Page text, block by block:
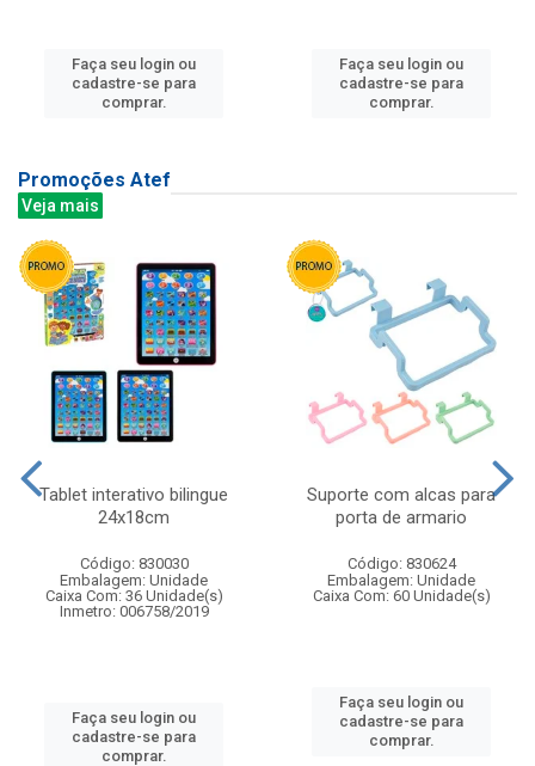
Faça seu login ou
cadastre-se para
comprar.
Faça seu login ou
cadastre-se para
comprar.
Promoções Atef
Veja mais
Tablet interativo bilingue
24x18cm
Código: 830030
Embalagem: Unidade
Caixa Com: 36 Unidade(s)
Inmetro: 006758/2019
Faça seu login ou
cadastre-se para
comprar.
Suporte com alcas para
porta de armario
Código: 830624
Embalagem: Unidade
Caixa Com: 60 Unidade(s)
Faça seu login ou
cadastre-se para
comprar.